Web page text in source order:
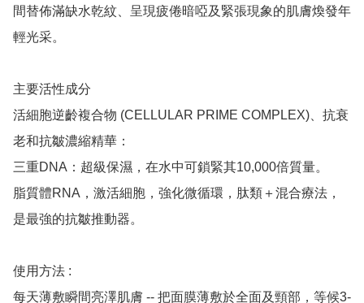
間替佈滿缺水乾紋、呈現疲倦暗啞及緊張現象的肌膚煥發年
輕光采。
主要活性成分
活細胞逆齡複合物 (CELLULAR PRIME COMPLEX)、抗衰
老和抗皺濃縮精華：
三重DNA：超級保濕，在水中可鎖緊其10,000倍質量。
脂質體RNA，激活細胞，強化微循環，肽類＋混合療法，
是最強的抗皺推動器。
使用方法 :
每天薄敷瞬間亮澤肌膚 -- 把面膜薄敷於全面及頸部，等候3-